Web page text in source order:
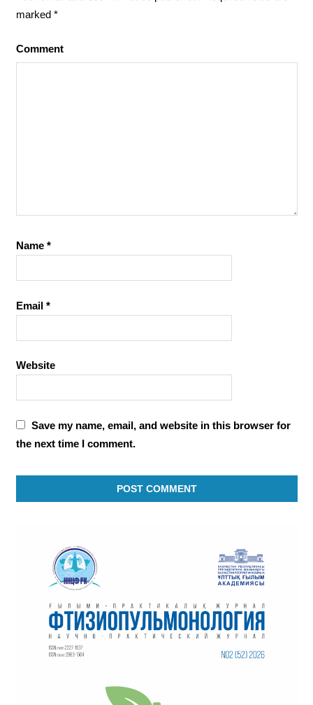
marked *
Comment
Name *
Email *
Website
Save my name, email, and website in this browser for
the next time I comment.